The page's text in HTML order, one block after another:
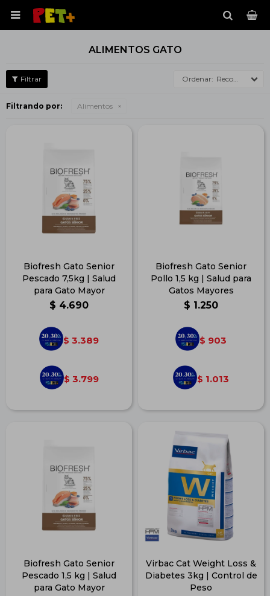

ALIMENTOS GATO
Recomendados
Filtrando por: Alimentos
Biofresh Gato Senior
Pescado 7,5kg | Salud
para Gato Mayor
$ 4.690
$ 3.389
$ 3.799
Biofresh Gato Senior
Pollo 1,5 kg | Salud para
Gatos Mayores
$ 1.250
$ 903
$ 1.013
Biofresh Gato Senior
Pescado 1,5 kg | Salud
para Gato Mayor
Virbac Cat Weight Loss &
Diabetes 3kg | Control de
Peso